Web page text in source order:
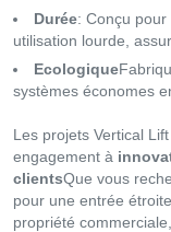
Durée: Conçu
utilisation lourde,
Ecologique
systèmes économes
Les projets Vertical
engagement à
clientsQue vous
pour une entrée
propriété